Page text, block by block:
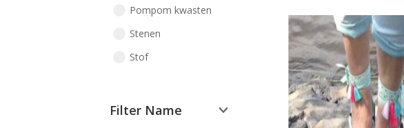
Pompom kwasten
Stenen
Stof
Filter Name